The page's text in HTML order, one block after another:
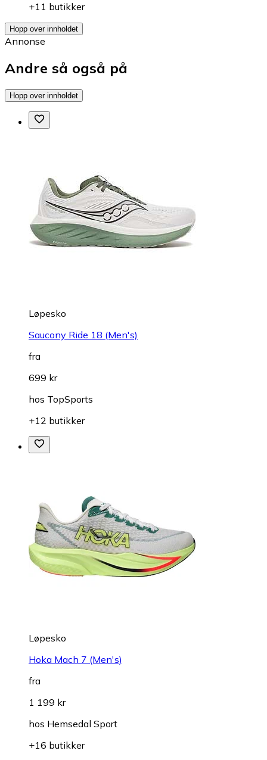
+11 butikker
Hopp over innholdet
Annonse
Andre så også på
Hopp over innholdet
Løpesko
Saucony Ride 18 (Men's)
fra
699 kr
hos TopSports
+12 butikker
Løpesko
Hoka Mach 7 (Men's)
fra
1 199 kr
hos Hemsedal Sport
+16 butikker